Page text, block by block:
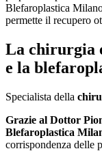
Blefaroplastica
permette il recupero
La chirurgia
e la
Specialista della
Grazie al Dottor
Blefaroplastica
corrispondenza delle